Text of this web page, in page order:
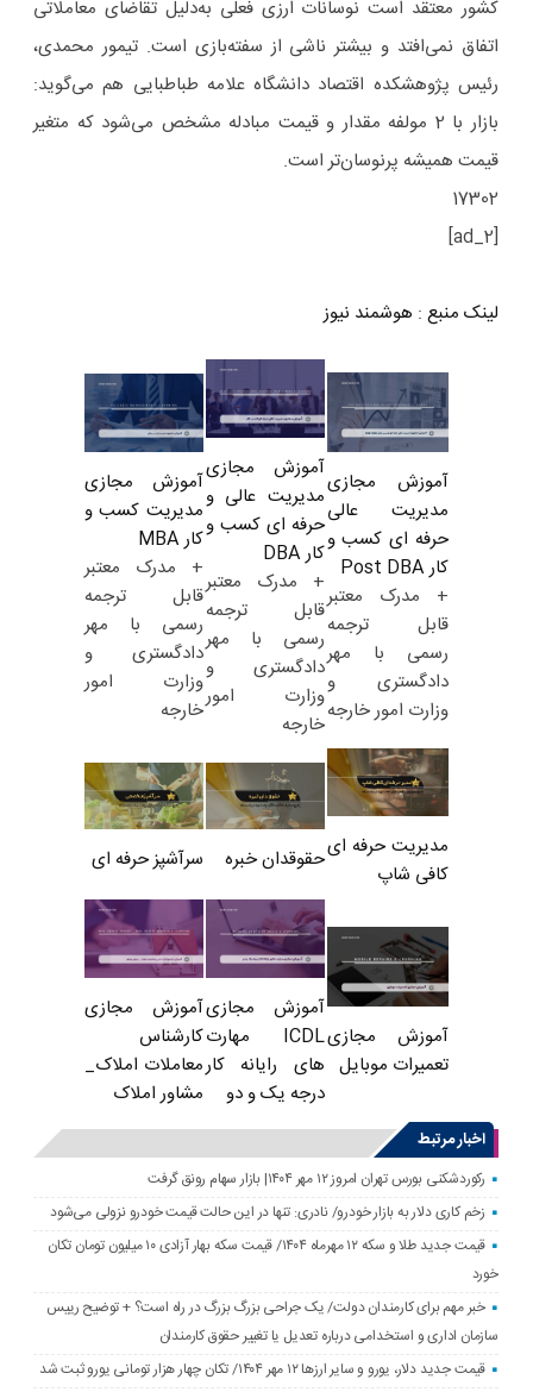
کشور معتقد است نوسانات ارزی فعلی به‌دلیل تقاضای معاملاتی
اتفاق نمی‌افتد و بیشتر ناشی از سفته‌بازی است. تیمور محمدی،
رئیس پژوهشکده اقتصاد دانشگاه علامه طباطبایی هم می‌گوید:
بازار با 2 مولفه مقدار و قیمت مبادله مشخص می‌شود که متغیر
قیمت همیشه پرنوسان‌تر است.
17302
[ad_2]
لینک منبع : هوشمند نیوز
آموزش مجازی
مدیریت عالی
حرفه ای کسب و
کار Post DBA
+ مدرک معتبر
قابل ترجمه
رسمی با مهر
دادگستری و
وزارت امور خارجه
آموزش مجازی
مدیریت عالی و
حرفه ای کسب و
کار DBA
+ مدرک معتبر
قابل ترجمه
رسمی با مهر
دادگستری و
وزارت امور
خارجه
آموزش مجازی
مدیریت کسب و
کار MBA
+ مدرک معتبر
قابل ترجمه
رسمی با مهر
دادگستری و
وزارت امور
خارجه
مدیریت حرفه ای
کافی شاپ
حقوقدان خبره سرآشپز حرفه ای
آموزش مجازی
تعمیرات موبایل
آموزش مجازی
ICDL مهارت
های رایانه کار
درجه یک و دو
آموزش مجازی
کارشناس
معاملات املاک_
مشاور املاک
اخبار مرتبط
رکوردشکنی بورس تهران امروز ۱۲ مهر ۱۴۰۴| بازار سهام رونق گرفت
زخم کاری دلار به بازار خودرو/ نادری: تنها در این حالت قیمت خودرو نزولی می‌شود
قیمت جدید طلا و سکه ۱۲ مهرماه ۱۴۰۴/ قیمت سکه بهار آزادی ۱۰ میلیون تومان تکان
خورد
خبر مهم برای کارمندان دولت/ یک جراحی بزرگ بزرگ در راه است؟ + توضیح رییس
سازمان اداری و استخدامی درباره تعدیل یا تغییر حقوق کارمندان
قیمت جدید دلار، یورو و سایر ارزها ۱۲ مهر ۱۴۰۴/ تکان چهار هزار تومانی یورو ثبت شد